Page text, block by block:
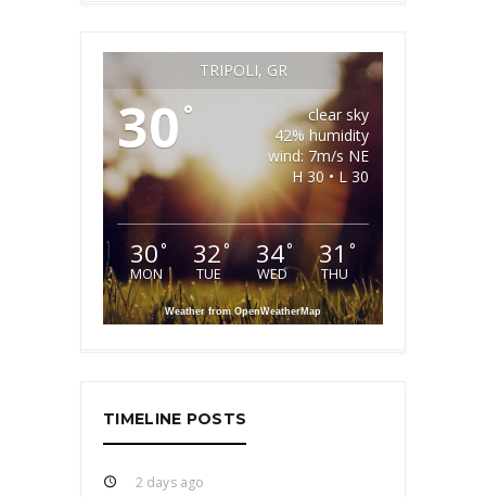
TRIPOLI, GR
30 °
clear sky
42% humidity
wind: 7m/s NE
H 30 • L 30
30°
MON
32°
TUE
34°
WED
31 °
THU
Weather from OpenWeatherMap
TIMELINE POSTS
2 days ago